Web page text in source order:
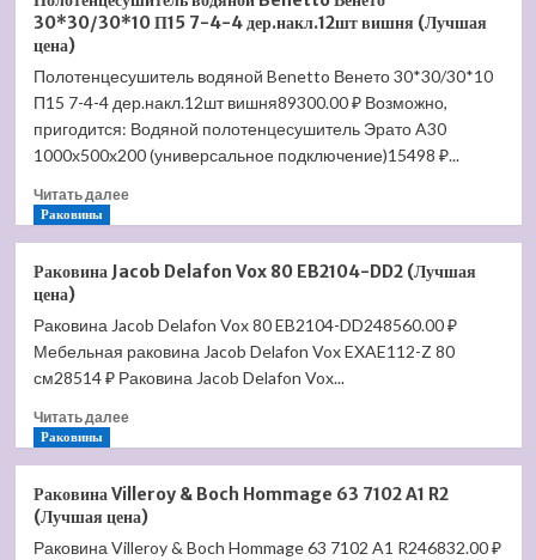
полотенцесушитель
Terminus
32/28
П18
6-
4-
4
30*30/30*10 П15 7-4-4 дер.накл.12шт вишня (Лучшая
цена)
Полотенцесушитель водяной Benetto Венето 30*30/30*10
П15 7-4-4 дер.накл.12шт вишня89300.00 ₽ Возможно,
пригодится: Водяной полотенцесушитель Эрато A30
1000х500х200 (универсальное подключение)15498 ₽...
Читать далееПрочитать
Полотенцесушитель
водяной
Венето
30*30/30*10
П15
4-
дер.накл.12шт
вишня
(Лучшая
Раковины
Раковина Jacob Delafon Vox 80 EB2104-DD2 (Лучшая
цена)
Раковина Jacob Delafon Vox 80 EB2104-DD248560.00 ₽
Мебельная раковина Jacob Delafon Vox EXAE112-Z 80
см28514 ₽ Раковина Jacob Delafon Vox...
Читать далееПрочитать
Раковина
Jacob
Delafon
Vox
Раковины
Раковина Villeroy & Boch Hommage 63 7102 A1 R2
(Лучшая цена)
Раковина Villeroy & Boch Hommage 63 7102 A1 R246832.00 ₽